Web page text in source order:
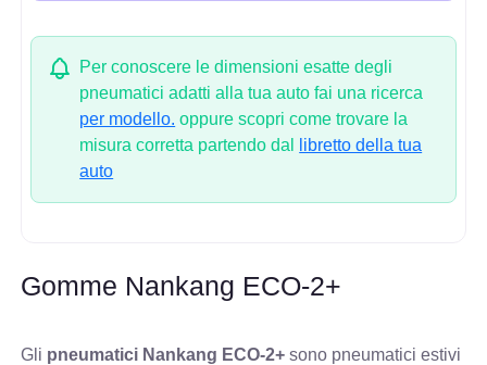
Per conoscere le dimensioni esatte degli
pneumatici adatti alla tua auto fai una ricerca
per modello. oppure scopri come trovare la
misura corretta partendo dal
libretto della tua
auto
Gomme Nankang ECO-2+
Gli pneumatici Nankang ECO-2+ sono pneumatici estivi